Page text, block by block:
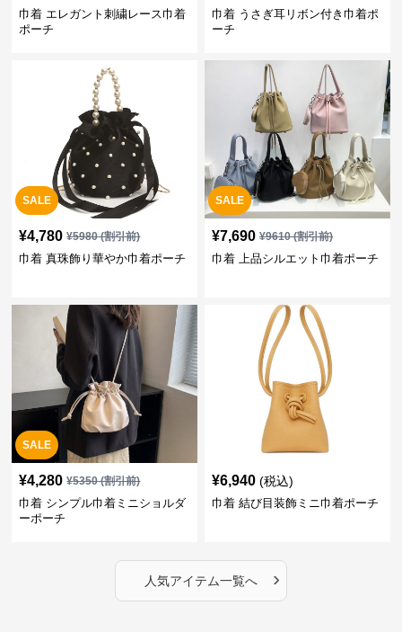
巾着 エレガント刺繍レース巾着
ポーチ
巾着 うさぎ耳リボン付き巾着ポ
ーチ
SALE
¥4,780 ¥5980(割引前)
巾着 真珠飾り華やか巾着ポーチ
SALE
¥7,690 ¥9610(割引前)
巾着 上品シルエット巾着ポーチ
SALE
¥4,280 ¥5350(割引前)
巾着 シンプル巾着ミニショルダ
ーポーチ
¥6,940 (税込)
巾着 結び目装飾ミニ巾着ポーチ
人気アイテム一覧へ ›